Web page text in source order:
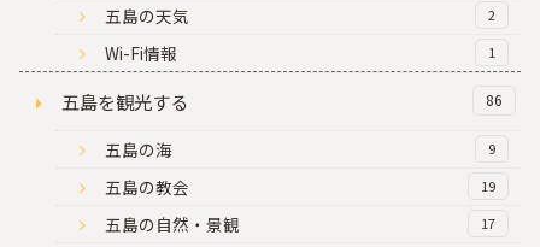
五島の天気 2
Wi-Fi情報 1
五島を観光する 86
五島の海 9
五島の教会 19
五島の自然・景観 17